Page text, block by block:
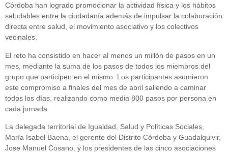
Córdoba han logrado promocionar la actividad física y los hábitos
saludables entre la ciudadanía además de impulsar la colaboración
directa entre salud, el movimiento asociativo y los colectivos
vecinales.
El reto ha consistido en hacer al menos un millón de pasos en un
mes, mediante la suma de los pasos de todos los miembros del
grupo que participen en el mismo. Los participantes asumieron
este compromiso a finales del mes de abril saliendo a caminar
todos los días, realizando como media 800 pasos por persona en
cada jornada.
La delegada territorial de Igualdad, Salud y Políticas Sociales,
María Isabel Baena, el gerente del Distrito Córdoba y Guadalquivir,
Jose Manuel Cosano, y los presidentes de las cinco asociaciones